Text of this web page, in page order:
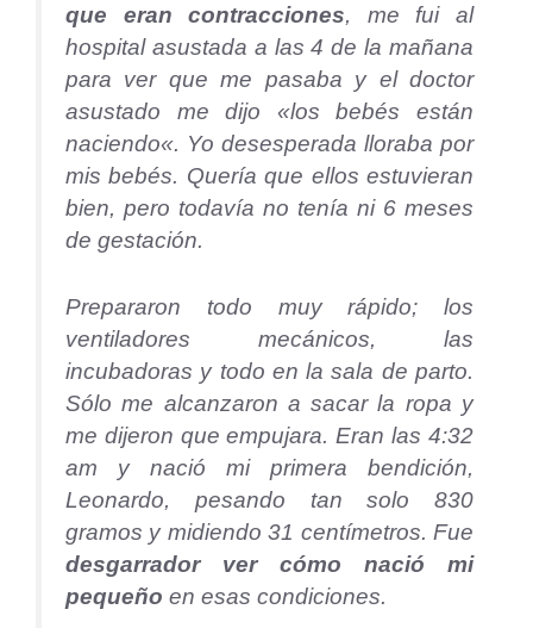
que eran contracciones, me fui al
hospital asustada a las 4 de la mañana
para ver que me pasaba y el doctor
asustado me dijo «los bebés están
naciendo«. Yo desesperada lloraba por
mis bebés. Quería que ellos estuvieran
bien, pero todavía no tenía ni 6 meses
de gestación.
Prepararon todo muy rápido; los
ventiladores mecánicos, las
incubadoras y todo en la sala de parto.
Sólo me alcanzaron a sacar la ropa y
me dijeron que empujara. Eran las 4:32
am y nació mi primera bendición,
Leonardo, pesando tan solo 830
gramos y midiendo 31 centímetros. Fue
desgarrador ver cómo nació mi
pequeño en esas condiciones.